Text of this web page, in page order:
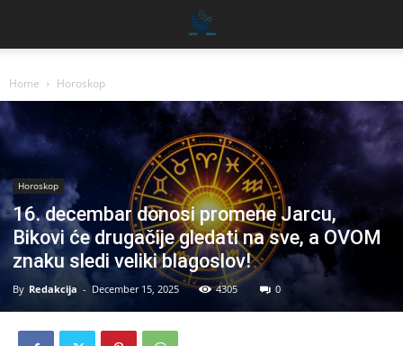
Home Horoskop
Horoskop
16. decembar donosi promene Jarcu,
Bikovi će drugačije gledati na sve, a OVOM
znaku sledi veliki blagoslov!
By Redakcija - December 15, 2025 4305 0